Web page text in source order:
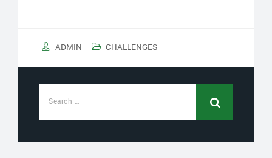
ADMIN CHALLENGES